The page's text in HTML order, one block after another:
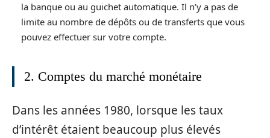
la banque ou au guichet automatique. Il n’y a pas de
limite au nombre de dépôts ou de transferts que vous
pouvez effectuer sur votre compte.
2. Comptes du marché monétaire
Dans les années 1980, lorsque les taux
d’intérêt étaient beaucoup plus élevés